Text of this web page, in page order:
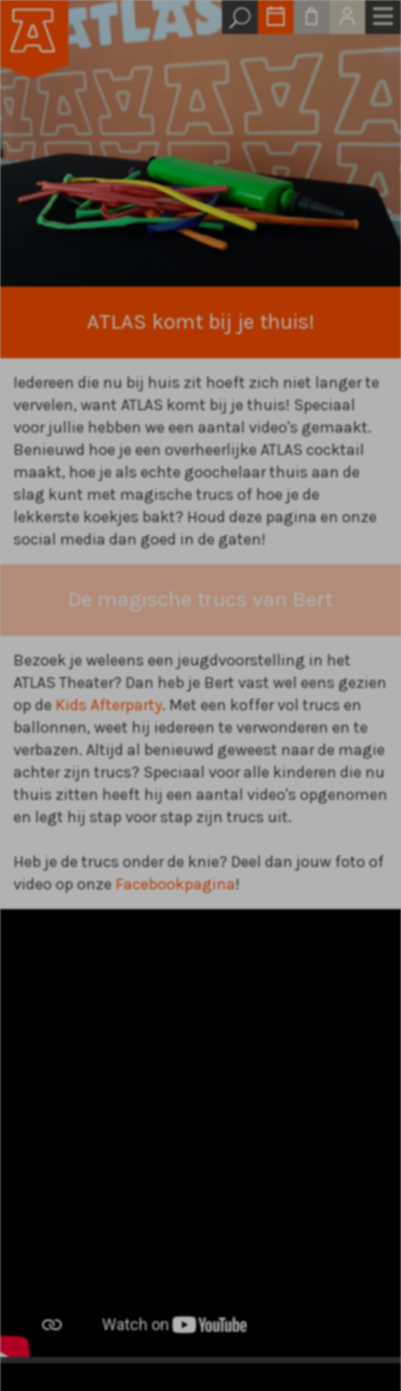
ATLAS komt bij je thuis!
Iedereen die nu bij huis zit hoeft zich niet langer te
vervelen, want ATLAS komt bij je thuis! Speciaal
voor jullie hebben we een aantal video's gemaakt.
Benieuwd hoe je een overheerlijke ATLAS cocktail
maakt, hoe je als echte goochelaar thuis aan de
slag kunt met magische trucs of hoe je de
lekkerste koekjes bakt? Houd deze pagina en onze
social media dan goed in de gaten!
De magische trucs van Bert
Bezoek je weleens een jeugdvoorstelling in het
ATLAS Theater? Dan heb je Bert vast wel eens gezien
op deKids Afterparty. Met een koffer vol trucs en
ballonnen, weet hij iedereen te verwonderen en te
verbazen. Altijd al benieuwd geweest naar de magie
achter zijn trucs? Speciaal voor alle kinderen die nu
thuis zitten heeft hij een aantal video's opgenomen
en legt hij stap voor stap zijn trucs uit.
Heb je de trucs onder de knie? Deel dan jouw foto of
video op onzeFacebookpagina!